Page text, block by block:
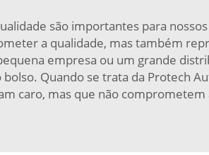
são importantes para
a qualidade, mas também
empresa ou um grande
Quando se trata da Protech
caro, mas que não comprometem